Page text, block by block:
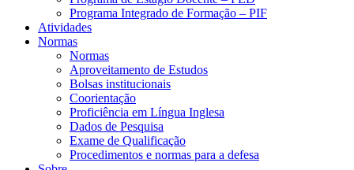
Programa Integrado de Formação – PIF
Atividades
Normas
Normas
Aproveitamento de Estudos
Bolsas institucionais
Coorientação
Proficiência em Língua Inglesa
Dados de Pesquisa
Exame de Qualificação
Procedimentos e normas para a defesa